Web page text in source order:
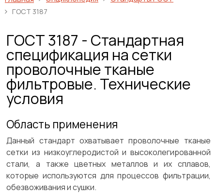
ГОСТ 3187
ГОСТ 3187 - Стандартная
спецификация на сетки
проволочные тканые
фильтровые. Технические
условия
Область применения
Данный стандарт охватывает проволочные тканые
сетки из низкоуглеродистой и высоколегированной
стали, а также цветных металлов и их сплавов,
которые используются для процессов фильтрации,
обезвоживания и сушки.